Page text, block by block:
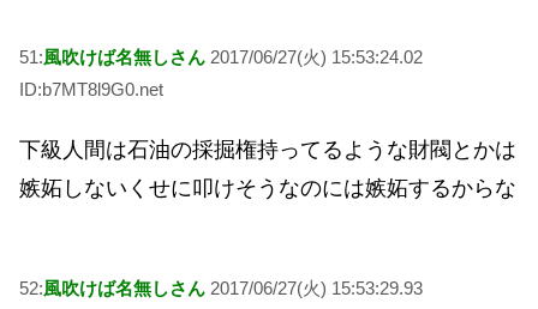
51:風吹けば名無しさん 2017/06/27(火) 15:53:24.02
ID:b7MT8l9G0.net
下級人間は石油の採掘権持ってるような財閥とかは
嫉妬しないくせに叩けそうなのには嫉妬するからな
52:風吹けば名無しさん 2017/06/27(火) 15:53:29.93